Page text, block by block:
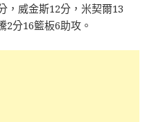
，威金斯12分，米契爾13
2分16籃板6助攻。